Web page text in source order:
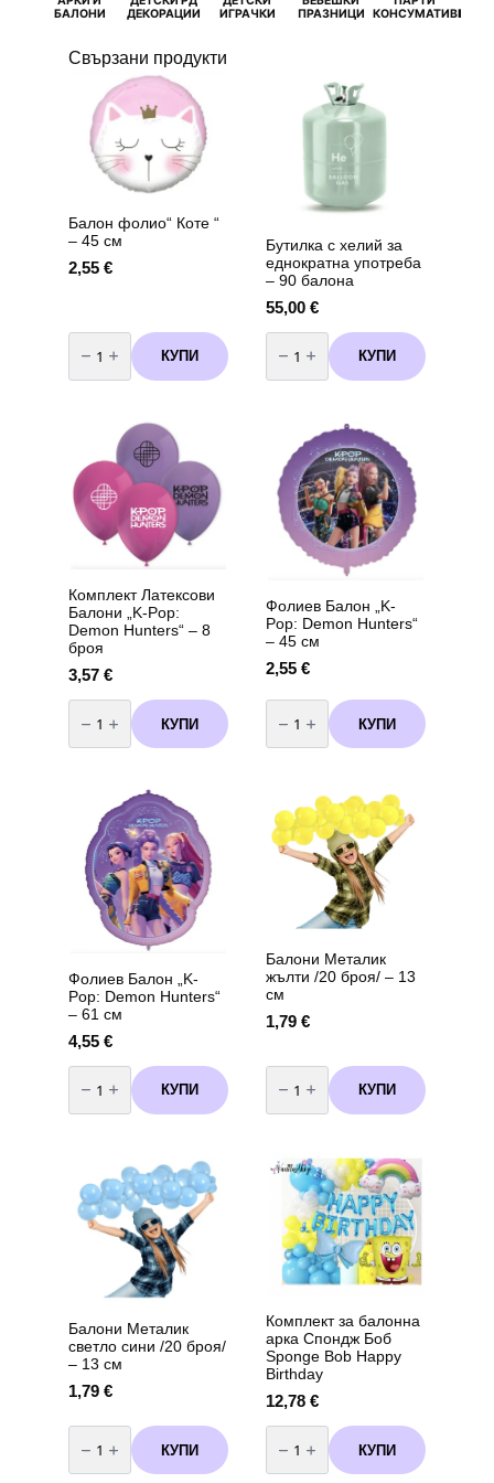
БАЛОНИ
ДЕКОРАЦИИ
ИГРАЧКИ
ПРАЗНИЦИ
КОНСУМАТИВИ
Свързани продукти
Балон фолио“ Коте “
– 45 см
2,55 €
количество
за
Балон
фолио"
КУПИ
Бутилка с хелий за
еднократна употреба
– 90 балона
55,00 €
количество
за
Бутилка
с
еднократна
употреба
балона
КУПИ
Комплект Латексови
Балони „K-Pop:
Demon Hunters“ – 8
броя
3,57 €
количество
за
Комплект
Латексови
Demon
Hunters"
броя
КУПИ
Фолиев Балон „K-
Pop: Demon Hunters“
– 45 см
2,55 €
количество
за
Фолиев
Балон
Hunters"
45
см
КУПИ
Фолиев Балон „K-
Pop: Demon Hunters“
– 61 см
4,55 €
количество
за
Фолиев
Балон
Hunters"
61
см
КУПИ
Балони Металик
жълти /20 броя/ – 13
см
1,79 €
количество
за
Балони
Металик
броя/
КУПИ
Балони Металик
светло сини /20 броя/
– 13 см
1,79 €
количество
за
Балони
Металик
КУПИ
Комплект за балонна
арка Спондж Боб
Sponge Bob Happy
Birthday
12,78 €
количество
за
Комплект
за
КУПИ